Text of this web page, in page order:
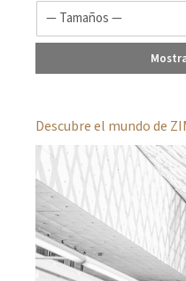
Descubre el mundo de